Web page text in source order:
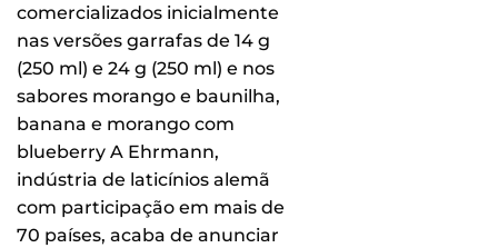
comercializados inicialmente
nas versões garrafas de 14 g
(250 ml) e 24 g (250 ml) e nos
sabores morango e baunilha,
banana e morango com
blueberry A Ehrmann,
indústria de laticínios alemã
com participação em mais de
70 países, acaba de anunciar